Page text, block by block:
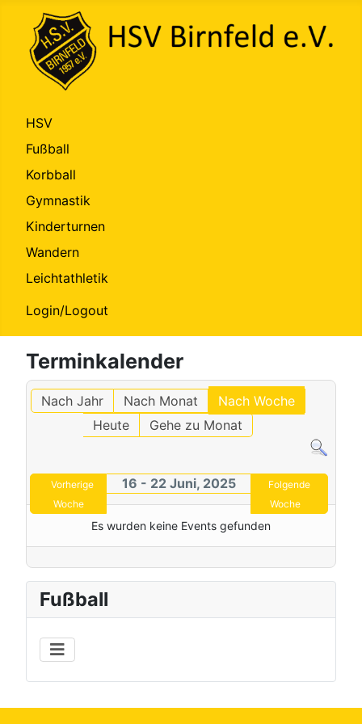
HSV
Fußball
Korbball
Gymnastik
Kinderturnen
Wandern
Leichtathletik
Login/Logout
Terminkalender
Nach Jahr Nach Monat
Nach Woche
Heute
Gehe zu Monat
Vorherige
Woche
16 - 22 Juni, 2025
Folgende
Woche
Es wurden keine Events gefunden
Fußball